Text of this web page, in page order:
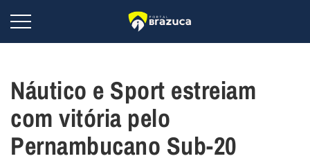
Náutico e Sport estreiam
com vitória pelo
Pernambucano Sub-20